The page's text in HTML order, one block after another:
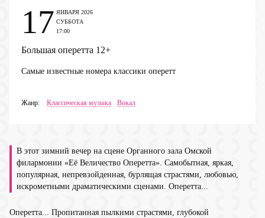
Большая оперетта 12+
Самые известные номера классики оперетт
Жанр: Классическая музыка Вокал
17 ЯНВАРЯ 2026
СУББОТА
17:00
В этот зимний вечер на сцене Органного зала Омской
филармонии «Её Величество Оперетта». Самобытная, яркая,
популярная, непревзойденная, бурлящая страстями, любовью,
искрометными драматическими сценами. Оперетта...
Оперетта... Пропитанная пылкими страстями, глубокой